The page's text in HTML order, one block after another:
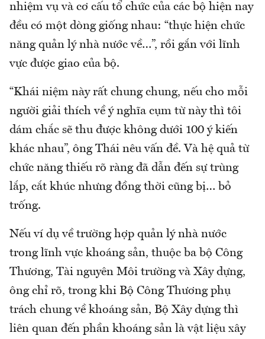
nhiệm vụ và cơ cấu tổ chức của các bộ hiện nay
đều có một dòng giống nhau: “thực hiện chức
năng quản lý nhà nước về…”, rồi gắn với lĩnh
vực được giao của bộ.
“Khái niệm này rất chung chung, nếu cho mỗi
người giải thích về ý nghĩa cụm từ này thì tôi
dám chắc sẽ thu được không dưới 100 ý kiến
khác nhau”, ông Thái nêu vấn đề. Và hệ quả từ
chức năng thiếu rõ ràng đã dẫn đến sự trùng
lắp, cắt khúc nhưng đồng thời cũng bị… bỏ
trống.
Nếu ví dụ về trường hợp quản lý nhà nước
trong lĩnh vực khoáng sản, thuộc ba bộ Công
Thương, Tài nguyên Môi trường và Xây dựng,
ông chỉ rõ, trong khi Bộ Công Thương phụ
trách chung về khoáng sản, Bộ Xây dựng thì
liên quan đến phần khoáng sản là vật liệu xây